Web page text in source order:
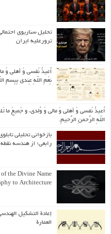
تحلیل سناریوی
ترورعلیه ایران
اُعیذُ نَفسی وَ أهلی وَ
نِعَمِ اللّهِ عِندی بِبِسمِ
اُعیذُ نَفسی وَ أهلی وَ مالی وَ وُلدی، و جَمیعَ ما
اللّهِ الرَّحمنِ الرَّحیمِ.
بازخوانی تحلیلی
رابعی؛ از هندسه
the Divine Name
to Architecture
إعادة التشكيل
العمارة